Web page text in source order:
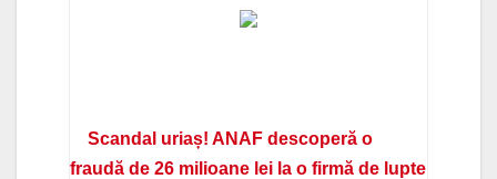
Scandal uriaș! ANAF descoperă o
fraudă de 26 milioane lei la o firmă de lupte